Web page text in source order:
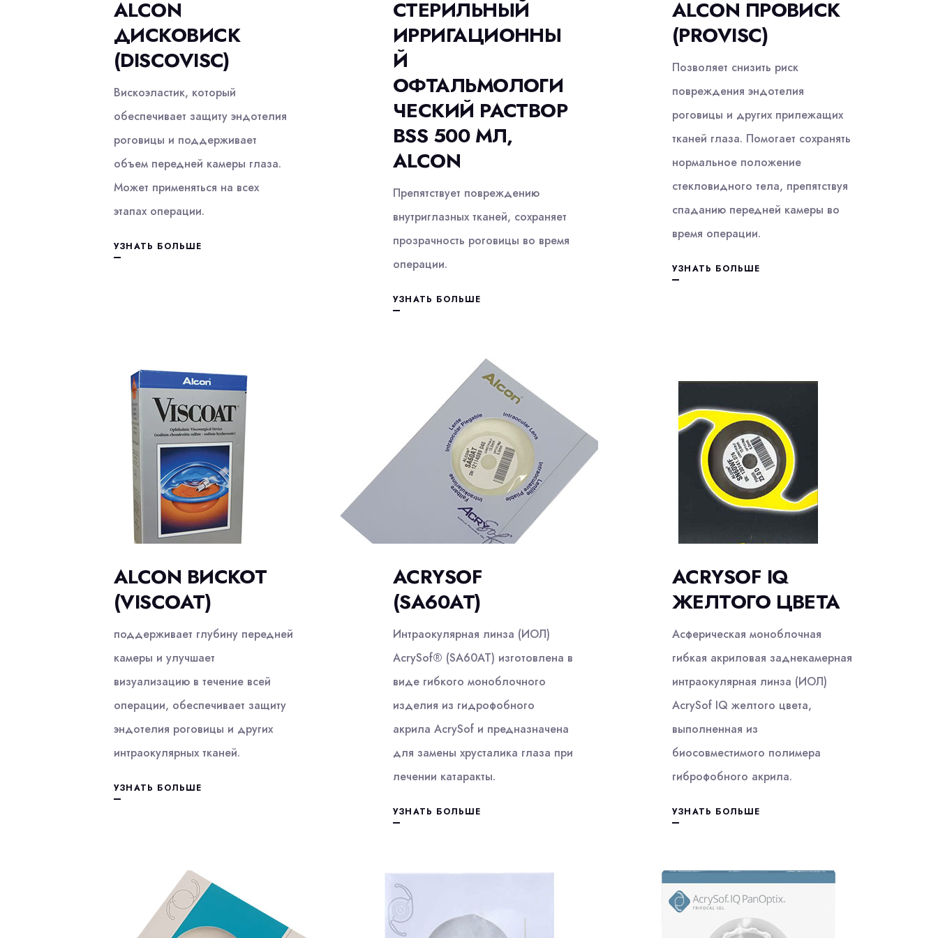
ALCON
ДИСКОВИСК
(DISCOVISC)
Вискоэластик, который
обеспечивает защиту эндотелия
роговицы и поддерживает
объем передней камеры глаза.
Может применяться на всех
этапах операции.
УЗНАТЬ БОЛЬШЕ
СТЕРИЛЬНЫЙ
ИРРИГАЦИОННЫ
Й
ОФТАЛЬМОЛОГИ
ЧЕСКИЙ РАСТВОР
BSS 500 МЛ,
ALCON
Препятствует повреждению
внутриглазных тканей, сохраняет
прозрачность роговицы во время
операции.
УЗНАТЬ БОЛЬШЕ
ALCON ПРОВИСК
(PROVISC)
Позволяет снизить риск
повреждения эндотелия
роговицы и других прилежащих
тканей глаза. Помогает сохранять
нормальное положение
стекловидного тела, препятствуя
спаданию передней камеры во
время операции.
УЗНАТЬ БОЛЬШЕ
ALCON ВИСКОТ
(VISCOAT)
поддерживает глубину передней
камеры и улучшает
визуализацию в течение всей
операции, обеспечивает защиту
эндотелия роговицы и других
интраокулярных тканей.
УЗНАТЬ БОЛЬШЕ
ACRYSOF
(SA60AT)
Интраокулярная линза (ИОЛ)
AcrySof® (SA60AT) изготовлена в
виде гибкого моноблочного
изделия из гидрофобного
акрила AcrySof и предназначена
для замены хрусталика глаза при
лечении катаракты.
УЗНАТЬ БОЛЬШЕ
ACRYSOF IQ
ЖЕЛТОГО ЦВЕТА
Асферическая моноблочная
гибкая акриловая заднекамерная
интраокулярная линза (ИОЛ)
AcrySof IQ желтого цвета,
выполненная из
биосовместимого полимера
гиброфобного акрила.
УЗНАТЬ БОЛЬШЕ